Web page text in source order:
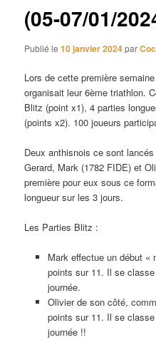
(05-07/01/
Publié le10 janvier 2024par
Lors de cette première
organisait leur 6ème triathlon.
Blitz (point x1), 4 parties
(points x2). 100 joueurs
Deux anthisnois ce sont
Gerard, Mark (1782 FIDE) et
première pour eux sous ce
longueur sur les 3 jours.
Les Parties Blitz :
Mark effectue un début «
points sur 11. Il se
journée.
Olivier de son côté,
points sur 11. Il se
journée !!